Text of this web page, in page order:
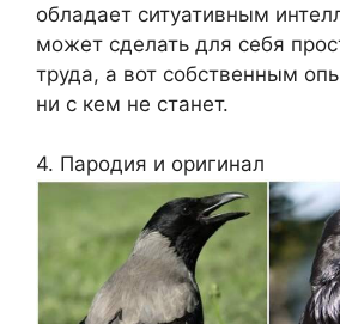
обладает ситуативным
может сделать для себя
труда, а вот собственным
ни с кем не станет.
4. Пародия и оригинал